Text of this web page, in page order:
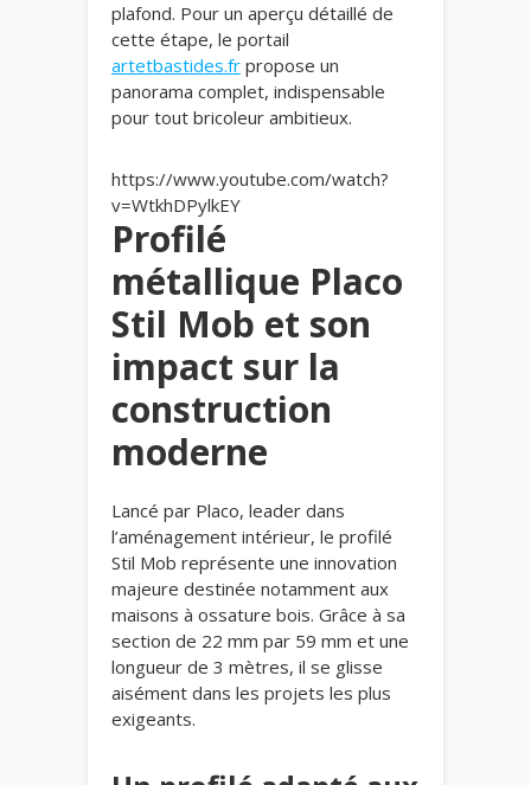
plafond. Pour un aperçu détaillé de
cette étape, le portail
artetbastides.fr propose un
panorama complet, indispensable
pour tout bricoleur ambitieux.
https://www.youtube.com/watch?
v=WtkhDPylkEY
Profilé
métallique Placo
Stil Mob et son
impact sur la
construction
moderne
Lancé par Placo, leader dans
l’aménagement intérieur, le profilé
Stil Mob représente une innovation
majeure destinée notamment aux
maisons à ossature bois. Grâce à sa
section de 22 mm par 59 mm et une
longueur de 3 mètres, il se glisse
aisément dans les projets les plus
exigeants.